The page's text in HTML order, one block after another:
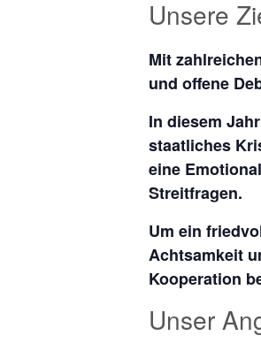
Unsere
Mit
und offene
In diesem
staatliches
eine
Streitfragen.
Um ein
Achtsamkeit
Kooperation
Unser